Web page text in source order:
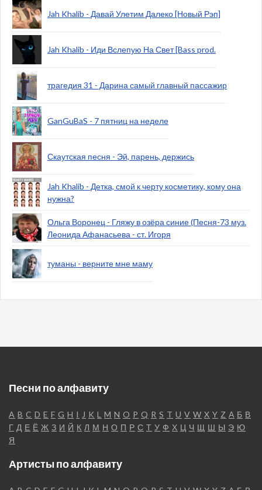
Jah Khalib - Давай Улетим Далеко [Новый Рэп]
Jah Khalib - Иди Вслепую На Свет [Bass prod.
трагедия 31 - Дарина самый главный пассажир
GanGuBaS - 7 пятниц на неделе
Скаутская песня - Эй, парень, держись
Jah Khalib - Детка, смой к черту косметику, кому она
нужна?
Ольга Воронец - Гляжу в озёра синие (Песня-73 муз.
Леонида Афанасьева - ст. Игоря
туманы - верните мне маму
Песни по алфавиту
A B C D E F G H I J K L M N O P Q R S T U V W X Y Z А Б В
Г Д Е Ё Ж З И Й К Л М Н О П Р С Т У Ф Х Ц Ч Щ Ш Ы Э Ю
Я
Артисты по алфавиту